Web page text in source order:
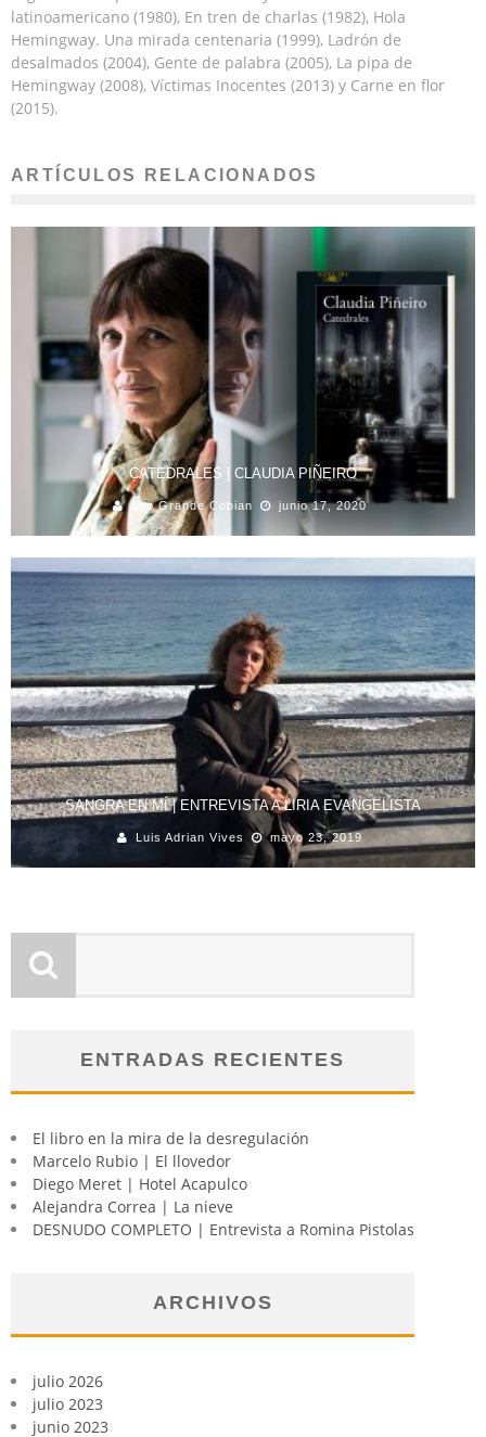
latinoamericano (1980), En tren de charlas (1982), Hola
Hemingway. Una mirada centenaria (1999), Ladrón de
desalmados (2004), Gente de palabra (2005), La pipa de
Hemingway (2008), Víctimas Inocentes (2013) y Carne en flor
(2015).
ARTÍCULOS RELACIONADOS
CATEDRALES | CLAUDIA PIÑEIRO
Leo Grande Cobian junio 17, 2020
SANGRA EN MÍ | ENTREVISTA A LIRIA EVANGELISTA
Luis Adrian Vives mayo 23, 2019
ENTRADAS RECIENTES
El libro en la mira de la desregulación
Marcelo Rubio | El llovedor
Diego Meret | Hotel Acapulco
Alejandra Correa | La nieve
DESNUDO COMPLETO | Entrevista a Romina Pistolas
ARCHIVOS
julio 2026
julio 2023
junio 2023